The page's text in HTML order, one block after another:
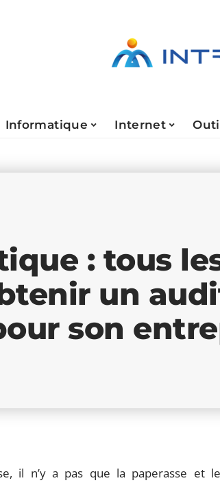
Informatique Internet
: tous
un
son
il n’y a pas que la paperasse et